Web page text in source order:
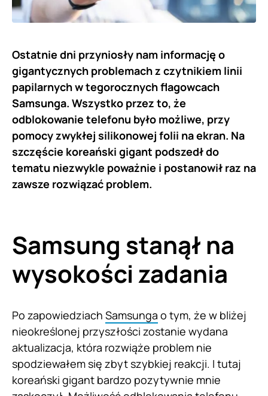
Ostatnie dni przyniosły nam informację o
gigantycznych problemach z czytnikiem linii
papilarnych w tegorocznych flagowcach
Samsunga. Wszystko przez to, że
odblokowanie telefonu było możliwe, przy
pomocy zwykłej silikonowej folii na ekran. Na
szczęście koreański gigant podszedł do
tematu niezwykle poważnie i postanowił raz na
zawsze rozwiązać problem.
Samsung stanął na
wysokości zadania
Po zapowiedziach Samsunga o tym, że w bliżej
nieokreślonej przyszłości zostanie wydana
aktualizacja, która rozwiąże problem nie
spodziewałem się zbyt szybkiej reakcji. I tutaj
koreański gigant bardzo pozytywnie mnie